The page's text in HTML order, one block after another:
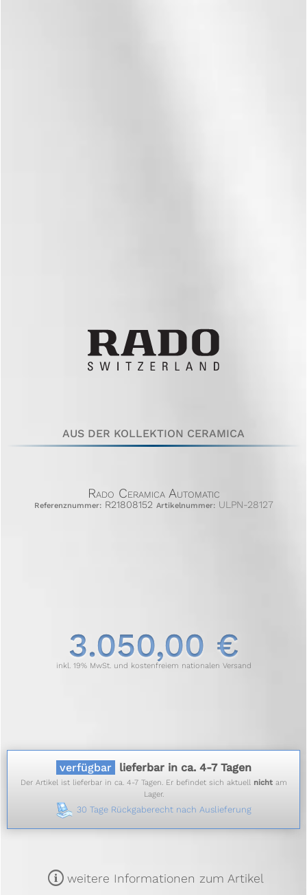
AUS DER KOLLEKTION CERAMICA
Rado Ceramica Automatic
Referenznummer: R21808152 Artikelnummer:ULPN-28127
3.050,00 €
inkl. 19% MwSt. und kostenfreiem nationalen Versand
verfügbar lieferbar in ca. 4-7 Tagen
Der Artikel ist lieferbar in ca. 4-7 Tagen. Er befindet sich aktuell nichtam
Lager.
30 Tage Rückgaberecht nach Auslieferung
m weitere Informationen zum Artikel